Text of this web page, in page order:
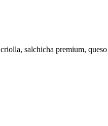
salchicha premium, queso